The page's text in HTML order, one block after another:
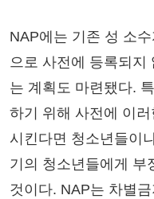
NAP에는 기존 성 소
으로 사전에 등록되지
는 계획도 마련됐다.
하기 위해 사전에 이
시킨다면 청소년들이
기의 청소년들에게 부
것이다. NAP는 차별